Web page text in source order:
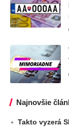
Najnovšie
Takto vyzerá